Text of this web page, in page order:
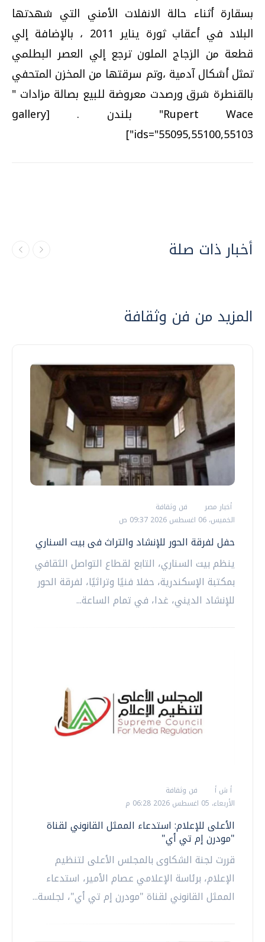
بسقارة أثناء حالة الانفلات الأمني التي شهدتها
البلاد في أعقاب ثورة يناير 2011 ، بالإضافة إلي
قطعة من الزجاج الملون ترجع إلي العصر البطلمي
تمثل أشكال آدمية ،وتم سرقتها من المخزن المتحفي
بالقنطرة شرق ورصدت معروضة للبيع بصالة مزادات "
Rupert Wace" بلندن . [gallery
ids="55095,55100,55103"]
أخبار ذات صلة
المزيد من فن وثقافة
أخبار مصر
فن وثقافة
الخميس، 06 اغسطس 2026 09:37 ص
حفل لفرقة الحور للإنشاد والتراث فى بيت السناري
ينظم بيت السناري، التابع لقطاع التواصل الثقافي
بمكتبة الإسكندرية، حفلا فنيًا وتراثيًا، لفرقة الحور
للإنشاد الديني، غدا، في تمام الساعة...
أ ش أ
فن وثقافة
الأربعاء، 05 اغسطس 2026 06:28 م
الأعلى للإعلام: استدعاء الممثل القانوني لقناة
"مودرن إم تي أي"
قررت لجنة الشكاوى بالمجلس الأعلى لتنظيم
الإعلام، برئاسة الإعلامي عصام الأمير، استدعاء
الممثل القانوني لقناة "مودرن إم تي أي"، لجلسة...